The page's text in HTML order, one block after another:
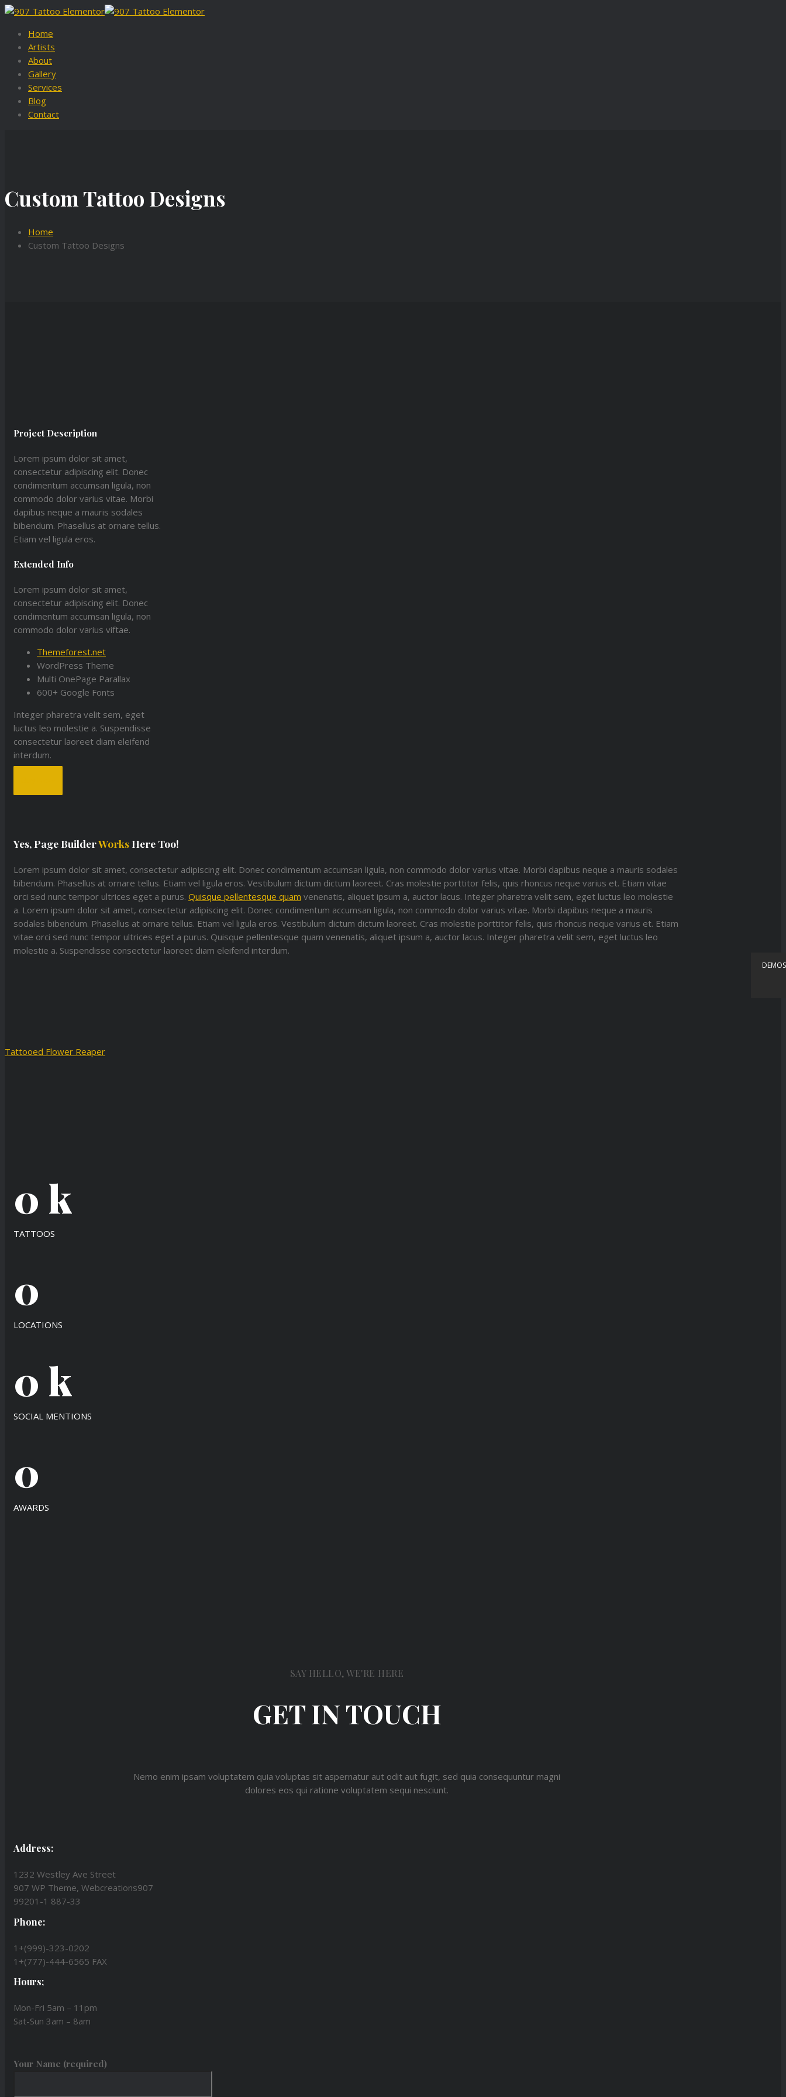
Home
Artists
About
Gallery
Services
Blog
Contact
Custom Tattoo Designs
Home
Custom Tattoo Designs
Project Description
Lorem ipsum dolor sit amet,
consectetur adipiscing elit. Donec
condimentum accumsan ligula, non
commodo dolor varius vitae. Morbi
dapibus neque a mauris sodales
bibendum. Phasellus at ornare tellus.
Etiam vel ligula eros.
Extended Info
Lorem ipsum dolor sit amet,
consectetur adipiscing elit. Donec
condimentum accumsan ligula, non
commodo dolor varius viftae.
Themeforest.net
WordPress Theme
Multi OnePage Parallax
600+ Google Fonts
Integer pharetra velit sem, eget
luctus leo molestie a. Suspendisse
consectetur laoreet diam eleifend
interdum.
Yes, Page BuilderWorks Here Too!​
Lorem ipsum dolor sit amet, consectetur adipiscing elit. Donec condimentum accumsan ligula, non commodo dolor varius vitae. Morbi dapibus neque a mauris sodales
bibendum. Phasellus at ornare tellus. Etiam vel ligula eros. Vestibulum dictum dictum laoreet. Cras molestie porttitor felis, quis rhoncus neque varius et. Etiam vitae
orci sed nunc tempor ultrices eget a purus. Quisque pellentesque quam venenatis, aliquet ipsum a, auctor lacus. Integer pharetra velit sem, eget luctus leo molestie
a. Lorem ipsum dolor sit amet, consectetur adipiscing elit. Donec condimentum accumsan ligula, non commodo dolor varius vitae. Morbi dapibus neque a mauris
sodales bibendum. Phasellus at ornare tellus. Etiam vel ligula eros. Vestibulum dictum dictum laoreet. Cras molestie porttitor felis, quis rhoncus neque varius et. Etiam
vitae orci sed nunc tempor ultrices eget a purus. Quisque pellentesque quam venenatis, aliquet ipsum a, auctor lacus. Integer pharetra velit sem, eget luctus leo
molestie a. Suspendisse consectetur laoreet diam eleifend interdum.
Tattooed Flower Reaper
0 k
TATTOOS
0
LOCATIONS
0 k
SOCIAL MENTIONS
0
AWARDS
SAY HELLO, WE'RE HERE
GET IN TOUCH
Nemo enim ipsam voluptatem quia voluptas sit aspernatur aut odit aut fugit, sed quia consequuntur magni
dolores eos qui ratione voluptatem sequi nesciunt.
Address:
1232 Westley Ave Street
907 WP Theme, Webcreations907
99201-1 887-33
Phone:
1+(999)-323-0202
1+(777)-444-6565 FAX
Hours;
Mon-Fri 5am – 11pm
Sat-Sun 3am – 8am
Your Name (required)
DEMOS